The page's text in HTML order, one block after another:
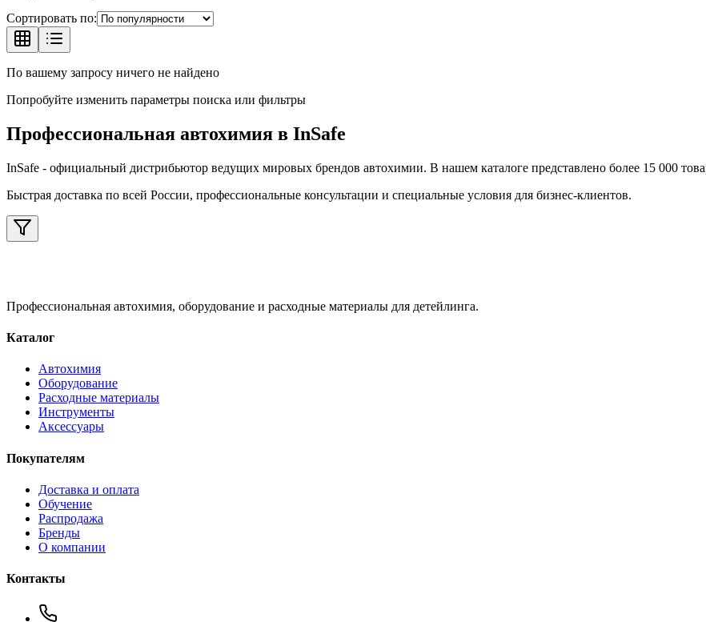
Сортировать по:
По вашему запросу ничего не найдено
Попробуйте изменить параметры поиска или фильтры
Профессиональная автохимия в InSafe
InSafe - официальный дистрибьютор ведущих мировых брендов автохимии. В нашем каталоге представлено более 15 000
Быстрая доставка по всей России, профессиональные консультации и специальные условия для бизнес-клиентов.
Профессиональная автохимия, оборудование и расходные материалы для детейлинга.
Каталог
Автохимия
Оборудование
Расходные материалы
Инструменты
Аксессуары
Покупателям
Доставка и оплата
Обучение
Распродажа
Бренды
О компании
Контакты